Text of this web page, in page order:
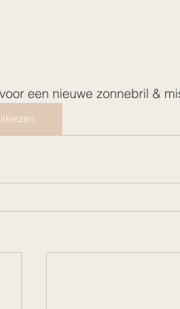
een nieuwe zonnebril &